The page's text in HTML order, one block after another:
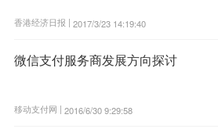
香港经济日报 | 2017/3/23 14:19:40
微信支付服务商发展方向探讨
移动支付网 | 2016/6/30 9:29:58